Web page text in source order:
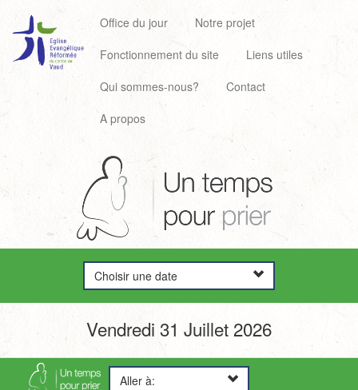
Office du jour
Notre projet
Fonctionnement du site
Liens utiles
Qui sommes-nous?
Contact
A propos
Choisir une date
Vendredi 31 Juillet 2026
Aller à: